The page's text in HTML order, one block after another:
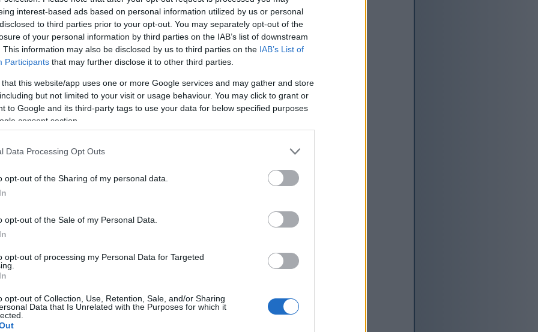
interest-based ads based on personal information utilized by us or personal
to third parties prior to your opt-out. You may separately opt-out of the
of your personal information by third parties on the IAB’s list of downstream
This information may also be disclosed by us to third parties on the IAB’s List of
Participants that may further disclose it to other third parties.
that this website/app uses one or more Google services and may gather and store
but not limited to your visit or usage behaviour. You may click to grant or
to Google and its third-party tags to use your data for below specified purposes
consent section.
Data Processing Opt Outs
opt-out of the Sharing of my personal data.
opt-out of the Sale of my Personal Data.
opt-out of processing my Personal Data for Targeted
opt-out of Collection, Use, Retention, Sale, and/or Sharing
Data that Is Unrelated with the Purposes for which it
x 3,072)
x 599,186)